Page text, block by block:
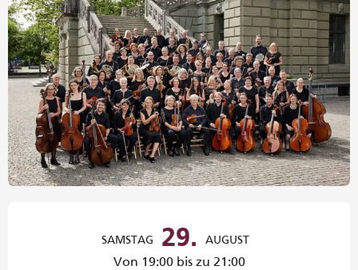
SAMSTAG 29. AUGUST
Von 19:00 bis zu 21:00